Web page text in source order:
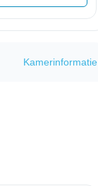
Kamerinformatie